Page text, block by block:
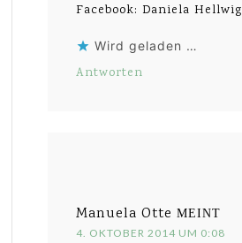
Facebook: Daniela Hellwig
Wird geladen …
Antworten
Manuela Otte MEINT
4. OKTOBER 2014 UM 0:08